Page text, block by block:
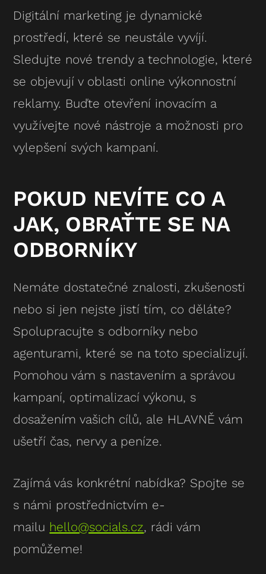
Digitální marketing je dynamické
prostředí, které se neustále vyvíjí.
Sledujte nové trendy a technologie, které
se objevují v oblasti online výkonnostní
reklamy. Buďte otevření inovacím a
využívejte nové nástroje a možnosti pro
vylepšení svých kampaní.
POKUD NEVÍTE CO A
JAK, OBRAŤTE SE NA
ODBORNÍKY
Nemáte dostatečné znalosti, zkušenosti
nebo si jen nejste jistí tím, co děláte?
Spolupracujte s odborníky nebo
agenturami, které se na toto specializují.
Pomohou vám s nastavením a správou
kampaní, optimalizací výkonu, s
dosažením vašich cílů, ale HLAVNĚ vám
ušetří čas, nervy a peníze.
Zajímá vás konkrétní nabídka? Spojte se
s námi prostřednictvím e-
mailu hello@socials.cz, rádi vám
pomůžeme!